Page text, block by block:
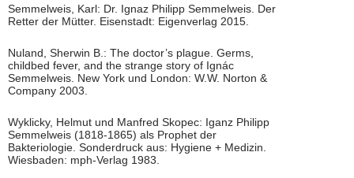
Semmelweis, Karl: Dr. Ignaz Philipp Semmelweis. Der
Retter der Mütter. Eisenstadt: Eigenverlag 2015.
Nuland, Sherwin B.: The doctor’s plague. Germs,
childbed fever, and the strange story of Ignác
Semmelweis. New York und London: W.W. Norton &
Company 2003.
Wyklicky, Helmut und Manfred Skopec: Iganz Philipp
Semmelweis (1818-1865) als Prophet der
Bakteriologie. Sonderdruck aus: Hygiene + Medizin.
Wiesbaden: mph-Verlag 1983.